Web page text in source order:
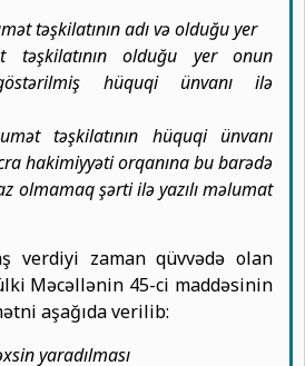
təşkilatının adı və olduğu yer
təşkilatının olduğu yer onun
hüquqi ünvanı ilə
təşkilatının hüquqi ünvanı
hakimiyyəti orqanına bu barədə
olmamaq şərti ilə yazılı məlumat
verdiyi zaman qüvvədə olan
Məcəllənin 45-ci maddəsinin
aşağıda verilib:
yaradılması